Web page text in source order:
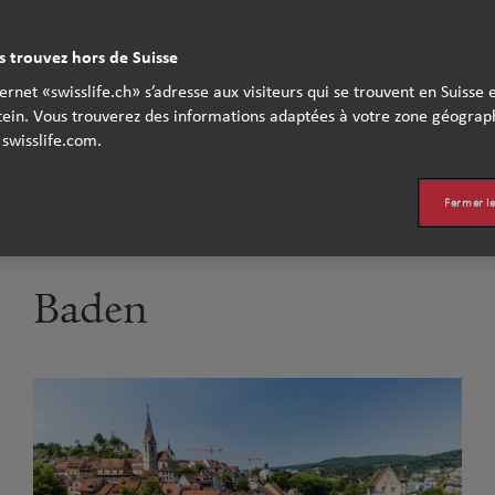
un plaisir de vous conseiller
de chez vous.
Baden
trouvez hors de Suisse
«swisslife.ch» s’adresse aux visiteurs qui se trouvent en Suisse
Vous trouverez des informations adaptées à votre zone
Fermer